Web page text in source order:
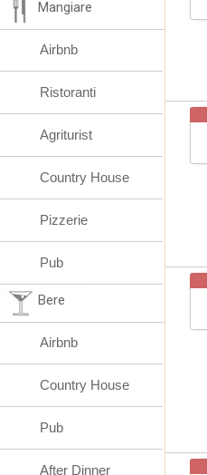
Mangiare
Airbnb
Ristoranti
Agriturist
Country House
Pizzerie
Pub
Bere
Airbnb
Country House
Pub
After Dinner